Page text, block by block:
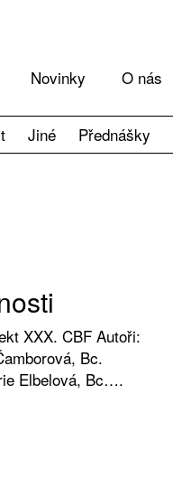
O nás
Novinky
Jiné Přednášky
XXX. CBF Autoři:
Bc.
Elbelová, Bc….